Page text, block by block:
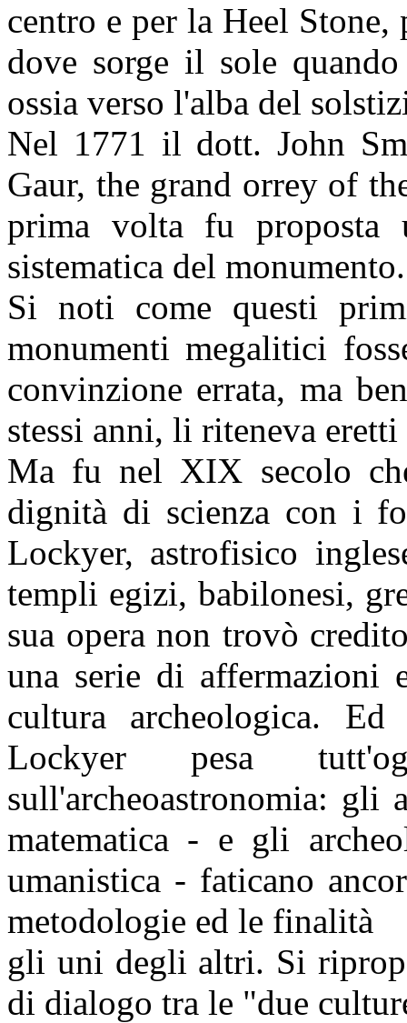
centro e per la Heel
dove sorge il sole
ossia verso l'alba del
Nel 1771 il dott. John
Gaur, the grand orrey of
prima volta fu proposta
sistematica del monumento.
Si noti come questi
monumenti megalitici
convinzione errata, ma
stessi anni, li riteneva
Ma fu nel XIX secolo
dignità di scienza con i
Lockyer, astrofisico
templi egizi, babilonesi,
sua opera non trovò
una serie di affermazioni
cultura archeologica.
Lockyer pesa
sull'archeoastronomia:
matematica - e gli
umanistica - faticano
metodologie ed le finalità
gli uni degli altri. Si
di dialogo tra le "due